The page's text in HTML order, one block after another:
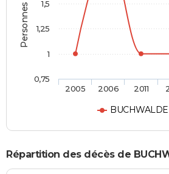
2005 2006 2011
0,75
1
1,25
1,5
Répartition des décès de